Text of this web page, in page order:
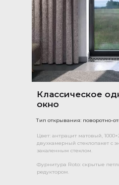
Классическое
окно
Тип открывания: поворотно-
Цвет: антрацит матовый,
двухкамерный стеклопакет с
закаленным стеклом.
Фурнитура Roto: скрытые
редуктором.